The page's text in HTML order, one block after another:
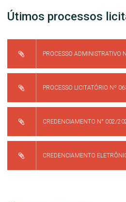
Útimos processos
PROCESSO ADMINISTRATIVO
PROCESSO LICITATÓRIO Nº
CREDENCIAMENTO N° 002/
CREDENCIAMENTO